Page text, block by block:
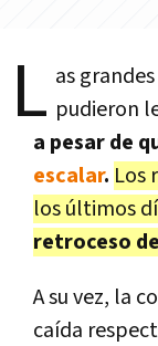
L as
pudieron
a pesar de
escalar. Los
los últimos
retroceso
A su vez, la
caída